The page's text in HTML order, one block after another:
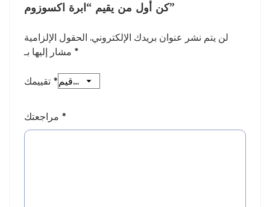
كن أول من يقيم “ابرة اكسوزوم”
لن يتم نشر عنوان بريدك الإلكتروني. الحقول الإلزامية
*
*
*